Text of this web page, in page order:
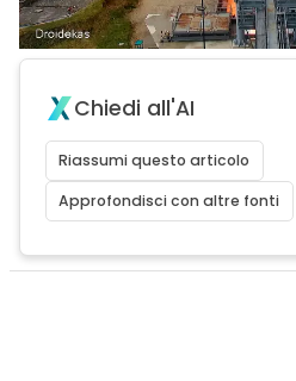
Chiedi all'AI
Riassumi questo articolo
Approfondisci con altre fonti